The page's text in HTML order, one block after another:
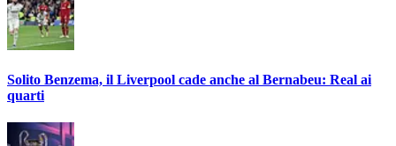
Solito Benzema, il Liverpool cade anche al Bernabeu: Real ai
quarti